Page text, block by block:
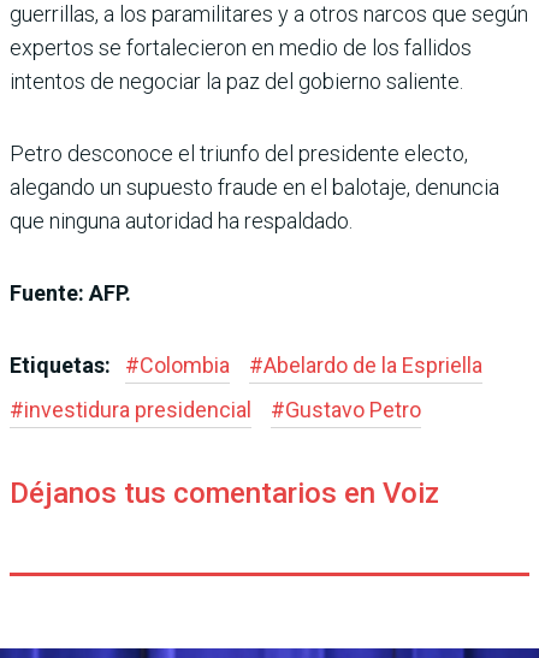
guerrillas, a los paramilitares y a otros narcos que según
expertos se fortalecieron en medio de los fallidos
intentos de negociar la paz del gobierno saliente.
Petro desconoce el triunfo del presidente electo,
alegando un supuesto fraude en el balotaje, denuncia
que ninguna autoridad ha respaldado.
Fuente: AFP.
Etiquetas: #Colombia #Abelardo de la Espriella
#investidura presidencial #Gustavo Petro
Déjanos tus comentarios en Voiz